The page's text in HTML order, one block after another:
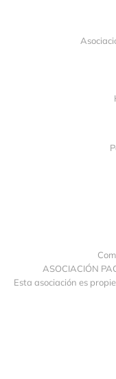
ASOCIACIÓN
Esta asociación es